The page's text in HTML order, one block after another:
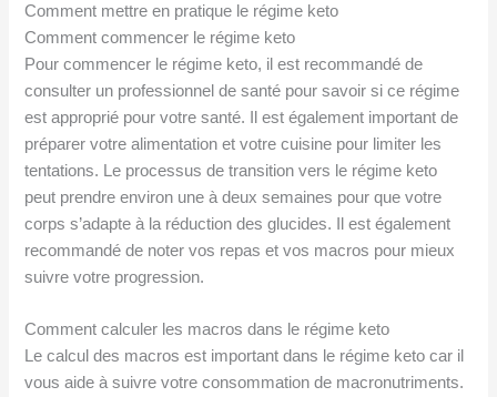
Comment mettre en pratique le régime keto
Comment commencer le régime keto
Pour commencer le régime keto, il est recommandé de
consulter un professionnel de santé pour savoir si ce régime
est approprié pour votre santé. Il est également important de
préparer votre alimentation et votre cuisine pour limiter les
tentations. Le processus de transition vers le régime keto
peut prendre environ une à deux semaines pour que votre
corps s’adapte à la réduction des glucides. Il est également
recommandé de noter vos repas et vos macros pour mieux
suivre votre progression.
Comment calculer les macros dans le régime keto
Le calcul des macros est important dans le régime keto car il
vous aide à suivre votre consommation de macronutriments.